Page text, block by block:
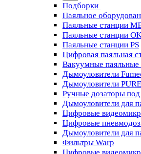
Подборки
Паяльное
Паяльные станции
Паяльные станции
Паяльные станции PS
Цифровая паяльная
Вакуумные паяльные
Дымоуловители
Дымоуловители
Ручные дозаторы
Дымоуловители для
Цифровые
Цифровые
Дымоуловители для
Фильтры Warp
Цифровые